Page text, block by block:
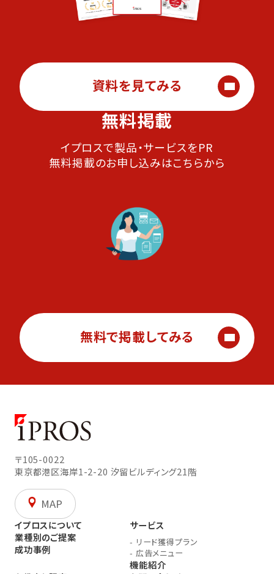
資料を見てみる
無料掲載
イプロスで製品・サービスをPR
無料掲載のお申し込みはこちらから
無料で掲載してみる
〒105-0022
東京都港区海岸1-2-20 汐留ビルディング21階
MAP
イプロスについて
業種別のご提案
成功事例
サービス
- リード獲得プラン
- 広告メニュー
機能紹介